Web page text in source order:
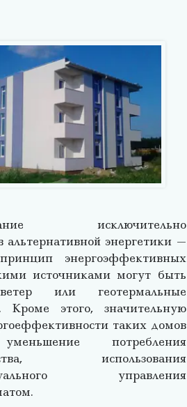
исключительно
альтернативной энергетики —
энергоэффективных
источниками могут быть
или геотермальные
Кроме этого, значительную
таких домов
потребления
использования
управления